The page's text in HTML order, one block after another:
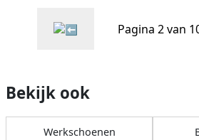
Pagina 2 van
Bekijk ook
Werkschoenen